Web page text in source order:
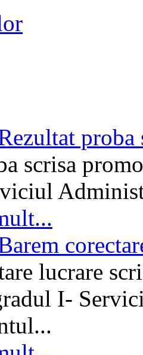
proba
scrisa
lucrare
I-